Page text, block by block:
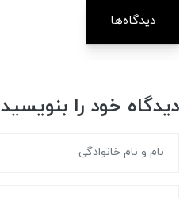
دیدگاه‌ها
دیدگاه خود را بنویسید